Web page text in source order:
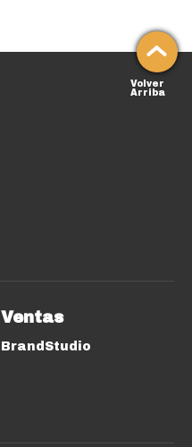
Volver
Arriba
Ventas
BrandStudio